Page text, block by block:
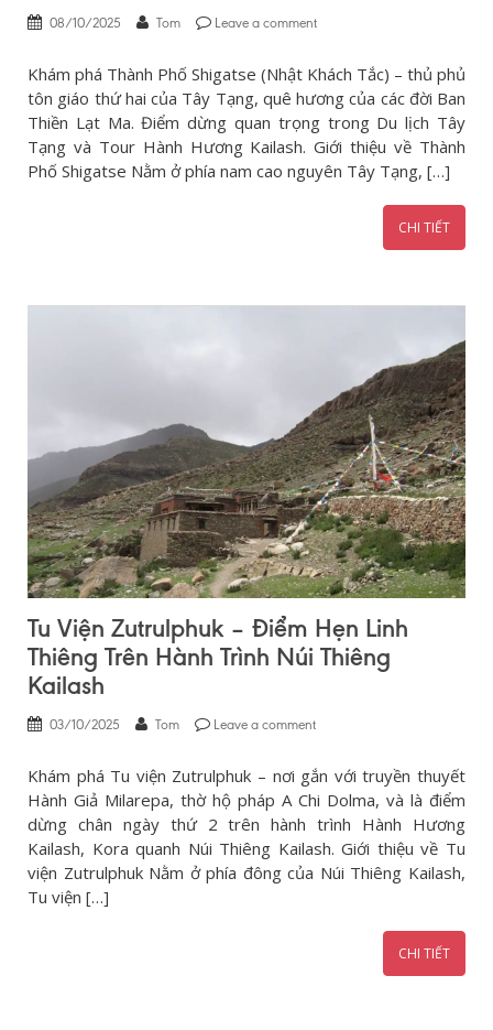
08/10/2025 Tom Leave a comment
Khám phá Thành Phố Shigatse (Nhật Khách Tắc) – thủ phủ
tôn giáo thứ hai của Tây Tạng, quê hương của các đời Ban
Thiền Lạt Ma. Điểm dừng quan trọng trong Du lịch Tây
Tạng và Tour Hành Hương Kailash. Giới thiệu về Thành
Phố Shigatse Nằm ở phía nam cao nguyên Tây Tạng, […]
CHI TIẾT
Tu Viện Zutrulphuk – Điểm Hẹn Linh
Thiêng Trên Hành Trình Núi Thiêng
Kailash
03/10/2025 Tom Leave a comment
Khám phá Tu viện Zutrulphuk – nơi gắn với truyền thuyết
Hành Giả Milarepa, thờ hộ pháp A Chi Dolma, và là điểm
dừng chân ngày thứ 2 trên hành trình Hành Hương
Kailash, Kora quanh Núi Thiêng Kailash. Giới thiệu về Tu
viện Zutrulphuk Nằm ở phía đông của Núi Thiêng Kailash,
Tu viện […]
CHI TIẾT